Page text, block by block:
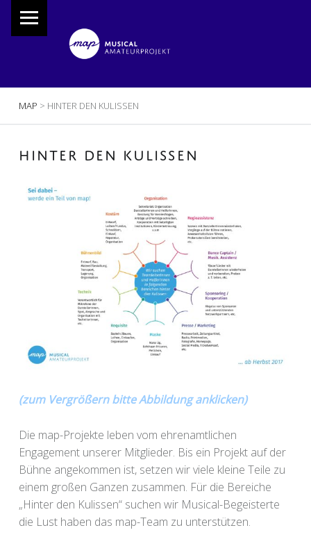
MAP > HINTER DEN KULISSEN
HINTER DEN KULISSEN
(zum Vergrößern bitte Abbildung anklicken)
Die map-Projekte leben vom ehrenamtlichen
Engagement unserer Mitglieder. Bis ein Projekt auf der
Bühne angekommen ist, setzen wir viele kleine Teile zu
einem großen Ganzen zusammen. Für die Bereiche
„Hinter den Kulissen“ suchen wir Musical-Begeisterte
die Lust haben das map-Team zu unterstützen.